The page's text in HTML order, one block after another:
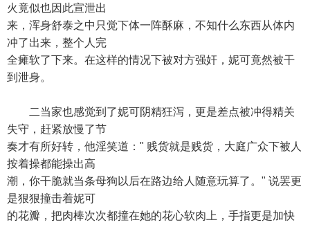
火竟似也因此宣泄出
来，浑身舒泰之中只觉下体一阵酥麻，不知什么东西从体内
冲了出来，整个人完
全瘫软了下来。在这样的情况下被对方强奸，妮可竟然被干
到泄身。
二当家也感觉到了妮可阴精狂泻，更是差点被冲得精关
失守，赶紧放慢了节
奏才有所好转，他淫笑道：" 贱货就是贱货，大庭广众下被人
按着操都能操出高
潮，你干脆就当条母狗以后在路边给人随意玩算了。" 说罢更
是狠狠撞击着妮可
的花瓣，把肉棒次次都撞在她的花心软肉上，手指更是加快